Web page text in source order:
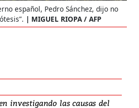
español, Pedro Sánchez, dijo no
MIGUEL RIOPA / AFP
investigando las causas del